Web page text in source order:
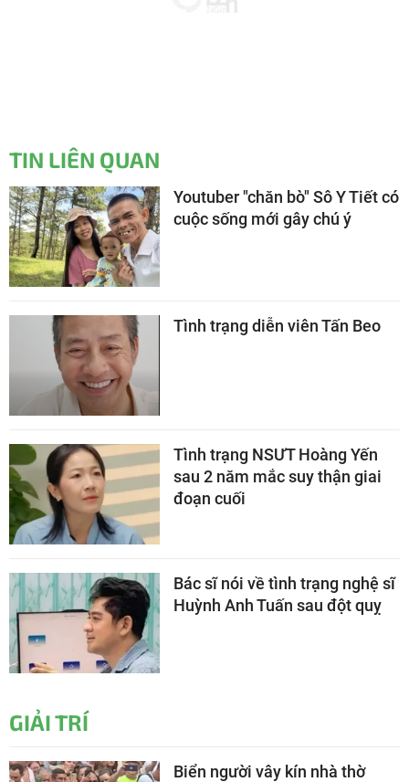
TIN LIÊN QUAN
Youtuber "chăn bò" Sô Y Tiết có
cuộc sống mới gây chú ý
Tình trạng diễn viên Tấn Beo
Tình trạng NSƯT Hoàng Yến
sau 2 năm mắc suy thận giai
đoạn cuối
Bác sĩ nói về tình trạng nghệ sĩ
Huỳnh Anh Tuấn sau đột quỵ
GIẢI TRÍ
Biển người vây kín nhà thờ